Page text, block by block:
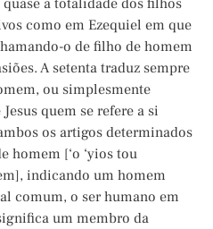
a totalidade dos filhos
como em Ezequiel em que
o de filho de homem
A setenta traduz sempre
ou simplesmente
quem se refere a si
os artigos determinados
homem [‘o ‘yios tou
indicando um homem
comum, o ser humano em
um membro da